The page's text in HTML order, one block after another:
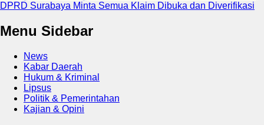
DPRD Surabaya Minta Semua Klaim Dibuka dan Diverifikasi
Menu Sidebar
News
Kabar Daerah
Hukum & Kriminal
Lipsus
Politik & Pemerintahan
Kajian & Opini